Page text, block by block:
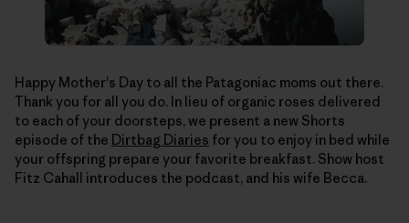
Happy Mother's Day to all the Patagoniac moms out there.
Thank you for all you do. In lieu of organic roses delivered
to each of your doorsteps, we present a new Shorts
episode of the Dirtbag Diaries for you to enjoy in bed while
your offspring prepare your favorite breakfast. Show host
Fitz Cahall introduces the podcast, and his wife Becca.